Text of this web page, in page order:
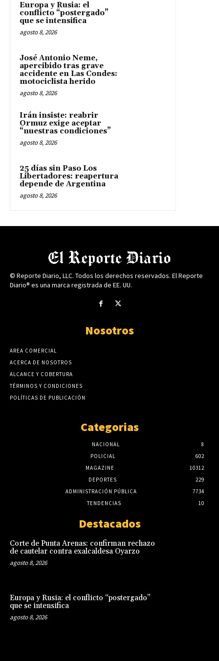
Europa y Rusia: el
conflicto “postergado”
que se intensifica
agosto 8, 2026
José Antonio Neme,
apercibido tras grave
accidente en Las Condes:
motociclista herido
agosto 8, 2026
Irán insiste: reabrir
Ormuz exige aceptar
“nuestras condiciones”
agosto 8, 2026
25 días sin Paso Los
Libertadores: reapertura
depende de Argentina
agosto 8, 2026
© Reporte Diario, LLC. Todos los derechos reservados. El Reporte
Diario® es una marca registrada de EE. UU.
Nosotros
AREA COMERCIAL
ACERCA DE NOSOTROS
ALCANCE Y COBERTURA
TÉRMINOS Y CONDICIONES
POLÍTICAS DE PUBLICACIÓN
Categorias
NACIONAL
8
POLICIAL
602
MAGAZINE
10312
DEPORTES
229
ADMINISTRACIÓN PÚBLICA
7734
TENDENCIAS
10
Destacados
Corte de Punta Arenas: confirman rechazo
de cautelar contra exalcaldesa Oyarzo
agosto 8, 2026
Europa y Rusia: el conflicto “postergado”
que se intensifica
agosto 8, 2026